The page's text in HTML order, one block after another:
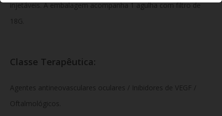
injetáveis. A embalagem acompanha 1 agulha com filtro de
18G.
Classe Terapêutica:
Agentes antineovasculares oculares / Inibidores de VEGF /
Oftalmológicos.